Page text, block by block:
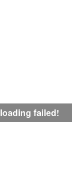
loading failed!